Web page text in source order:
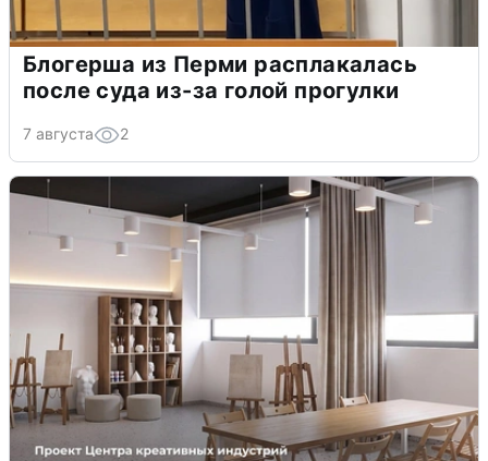
Блогерша из Перми расплакалась
после суда из-за голой прогулки
7 августа 2